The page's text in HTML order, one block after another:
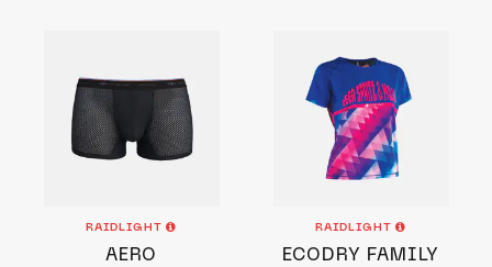
RAIDLIGHT
AERO
RAIDLIGHT
ECODRY FAMILY